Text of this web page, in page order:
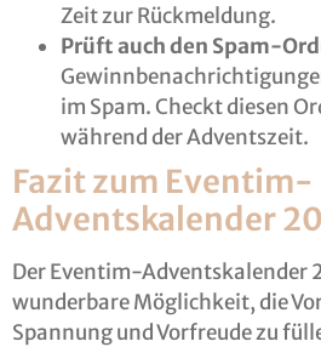
Zeit zur Rückmeldung.
Prüft auch den Spam-
im Spam. Checkt diesen
während der Adventszeit.
Fazit zum Eventim-
Adventskalender
Der Eventim-Adventskalender
wunderbare Möglichkeit, die
Spannung und Vorfreude zu